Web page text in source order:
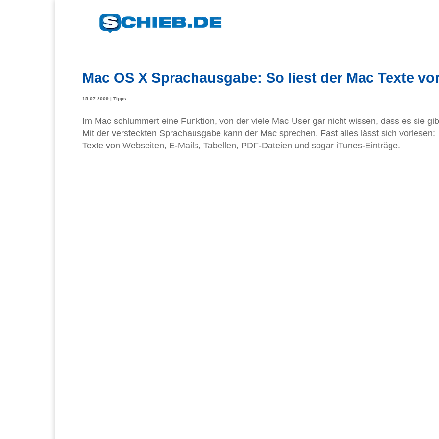
Mac OS X Sprachausgabe: So liest der Mac Texte
15.07.2009 | Tipps
Im Mac schlummert eine Funktion, von der viele Mac-User gar nicht wissen, dass es sie
Mit der versteckten Sprachausgabe kann der Mac sprechen. Fast alles lässt sich vorlesen:
Texte von Webseiten, E-Mails, Tabellen, PDF-Dateien und sogar iTunes-Einträge.